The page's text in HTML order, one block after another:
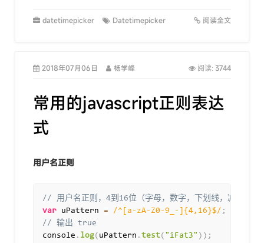
datetimepicker Datetimepicker 阅读全文
2018年07月06日 杨学峰 阅读: 3744
常用的javascript正则表达
式
用户名正则
// 用户名正则，4到16位（字母，数字，下划线，减号）
var uPattern = /^[a-zA-Z0-9_-]{4,16}$/ ;
// 输出 true
console . log( uPattern . test( "iFat3" ) ) ;